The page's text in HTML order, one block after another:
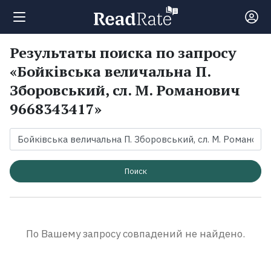
Поиск
Новости
Рейтинги
Книги
Результаты поиска по запросу
«Бойківська величальна П.
Зборовський, сл. М. Романович
9668343417»
Поиск
По Вашему запросу совпадений не найдено.